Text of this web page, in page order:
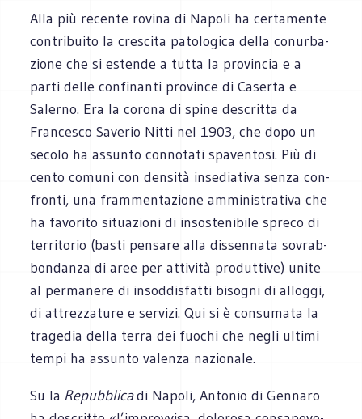
Alla più recente rovina di Napoli ha cer­ta­mente
con­tri­buito la cre­scita pato­lo­gica della conur­ba­
zione che si estende a tutta la pro­vin­cia e a
parti delle con­fi­nanti pro­vince di Caserta e
Salerno. Era la corona di spine descritta da
Fran­ce­sco Save­rio Nitti nel 1903, che dopo un
secolo ha assunto con­no­tati spa­ven­tosi. Più di
cento comuni con den­sità inse­dia­tiva senza con­
fronti, una fram­men­ta­zione ammi­ni­stra­tiva che
ha favo­rito situa­zioni di inso­ste­ni­bile spreco di
ter­ri­to­rio (basti pen­sare alla dis­sen­nata sovrab­
bon­danza di aree per atti­vità pro­dut­tive) unite
al per­ma­nere di insod­di­sfatti biso­gni di alloggi,
di attrez­za­ture e ser­vizi. Qui si è con­su­mata la
tra­ge­dia della terra dei fuo­chi che negli ultimi
tempi ha assunto valenza nazionale.
Su la Repub­blicadi Napoli, Anto­nio di Gen­naro